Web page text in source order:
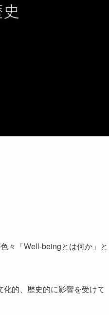
々「Well-beingとは何か」と
的、歴史的に影響を受けて